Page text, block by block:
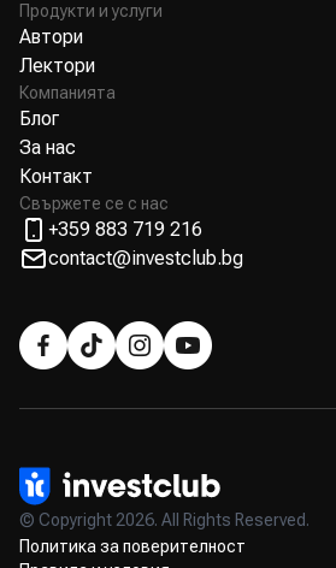
Продукти и услуги
Автори
Лектори
Компанията
Блог
За нас
Контакт
Свържете се с нас
+359 883 719 216
contact@investclub.bg
© Copyright 2026. All Rights Reserved.
Политика за поверителност